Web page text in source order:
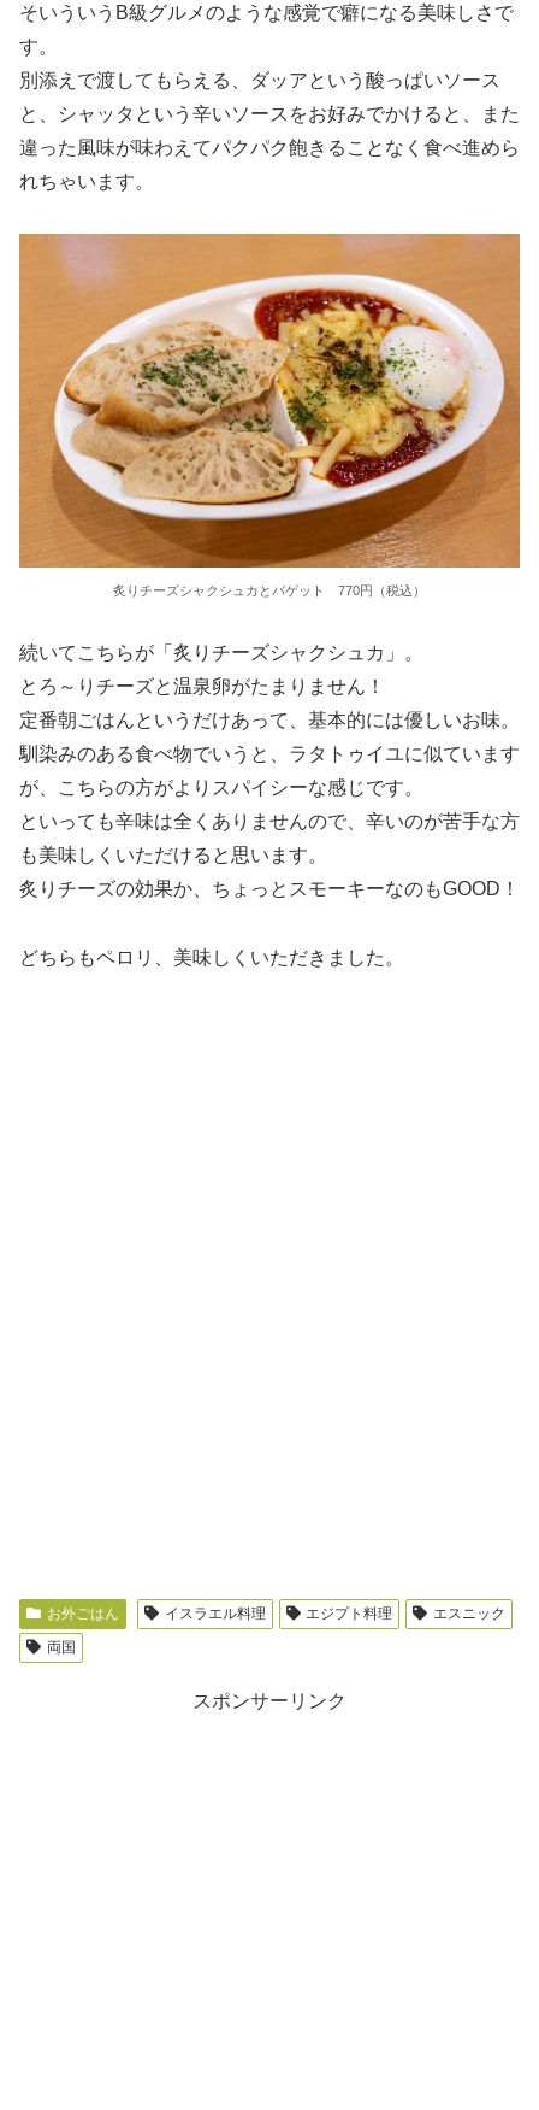
そいういうB級グルメのような感覚で癖になる美味しさで
す。
別添えで渡してもらえる、ダッアという酸っぱいソース
と、シャッタという辛いソースをお好みでかけると、また
違った風味が味わえてパクパク飽きることなく食べ進めら
れちゃいます。
炙りチーズシャクシュカとバゲット 770円（税込）
続いてこちらが「炙りチーズシャクシュカ」。
とろ～りチーズと温泉卵がたまりません！
定番朝ごはんというだけあって、基本的には優しいお味。
馴染みのある食べ物でいうと、ラタトゥイユに似ています
が、こちらの方がよりスパイシーな感じです。
といっても辛味は全くありませんので、辛いのが苦手な方
も美味しくいただけると思います。
炙りチーズの効果か、ちょっとスモーキーなのもGOOD！
どちらもペロリ、美味しくいただきました。
お外ごはん イスラエル料理 エジプト料理
エスニック
両国
スポンサーリンク